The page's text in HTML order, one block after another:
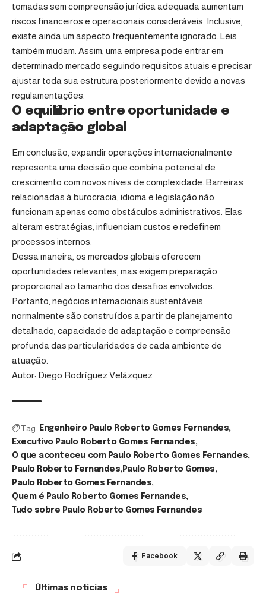
tomadas sem compreensão jurídica adequada aumentam
riscos financeiros e operacionais consideráveis. Inclusive,
existe ainda um aspecto frequentemente ignorado. Leis
também mudam. Assim, uma empresa pode entrar em
determinado mercado seguindo requisitos atuais e precisar
ajustar toda sua estrutura posteriormente devido a novas
regulamentações.
O equilíbrio entre oportunidade e
adaptação global
Em conclusão, expandir operações internacionalmente
representa uma decisão que combina potencial de
crescimento com novos níveis de complexidade. Barreiras
relacionadas à burocracia, idioma e legislação não
funcionam apenas como obstáculos administrativos. Elas
alteram estratégias, influenciam custos e redefinem
processos internos.
Dessa maneira, os mercados globais oferecem
oportunidades relevantes, mas exigem preparação
proporcional ao tamanho dos desafios envolvidos.
Portanto, negócios internacionais sustentáveis
normalmente são construídos a partir de planejamento
detalhado, capacidade de adaptação e compreensão
profunda das particularidades de cada ambiente de
atuação.
Autor: Diego Rodríguez Velázquez
Tag: Engenheiro Paulo Roberto Gomes Fernandes
Executivo Paulo Roberto Gomes Fernandes
O que aconteceu com Paulo Roberto Gomes Fernandes
Paulo Roberto Fernandes Paulo Roberto Gomes
Paulo Roberto Gomes Fernandes
Quem é Paulo Roberto Gomes Fernandes
Tudo sobre Paulo Roberto Gomes Fernandes
Facebook
Últimas notícias